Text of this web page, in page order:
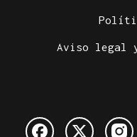
Aviso legal